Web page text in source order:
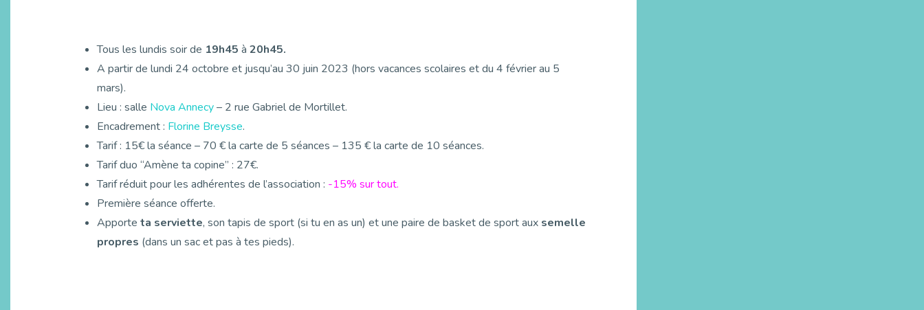
Tous les lundis soir de 19h45 à 20h45.
A partir de lundi 24 octobre et jusqu’au 30 juin 2023 (hors vacances scolaires et du 4 février au 5
mars).
Lieu : salle Nova Annecy– 2 rue Gabriel de Mortillet.
Encadrement : Florine Breysse.
Tarif : 15€ la séance – 70 € la carte de 5 séances – 135 € la carte de 10 séances.
Tarif duo “Amène ta copine” : 27€.
Tarif réduit pour les adhérentes de l’association : -15% sur tout.
Première séance offerte.
Apporte ta serviette, son tapis de sport (si tu en as un) et une paire de basket de sport aux semelle
propres (dans un sac et pas à tes pieds).